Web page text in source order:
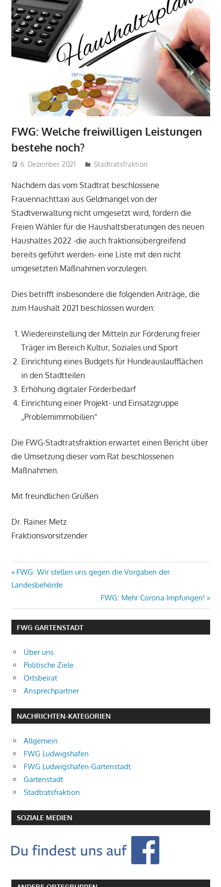
FWG: Welche freiwilligen Leistungen
bestehe noch?
6. Dezember 2021 admin
Stadtratsfraktion
Nachdem das vom Stadtrat beschlossene
Frauennachttaxi aus Geldmangel von der
Stadtverwaltung nicht umgesetzt wird, fordern die
Freien Wähler für die Haushaltsberatungen des neuen
Haushaltes 2022 -die auch fraktionsübergreifend
bereits geführt werden- eine Liste mit den nicht
umgesetzten Maßnahmen vorzulegen.
Dies betrifft insbesondere die folgenden Anträge, die
zum Haushalt 2021 beschlossen wurden:
Wiedereinstellung der Mitteln zur Förderung freier
Träger im Bereich Kultur, Soziales und Sport
Einrichtung eines Budgets für Hundeauslaufflächen
in den Stadtteilen
Erhöhung digitaler Förderbedarf
Einrichtung einer Projekt- und Einsatzgruppe
„Problemimmobilien“
Die FWG-Stadtratsfraktion erwartet einen Bericht über
die Umsetzung dieser vom Rat beschlossenen
Maßnahmen.
Mit freundlichen Grüßen
Dr. Rainer Metz
Fraktionsvorsitzender
Beitragsnavigation
Vorheriger
Beitrag:
FWG: Wir stellen uns gegen die Vorgaben der
Landesbehörde
Nächster
Beitrag:
FWG: Mehr Corona Impfungen!
FWG GARTENSTADT
Über uns
Politische Ziele
Ortsbeirat
Ansprechpartner
NACHRICHTEN-KATEGORIEN
Allgemein
FWG Ludwigshafen
FWG Ludwigshafen-Gartenstadt
Gartenstadt
Stadtratsfraktion
SOZIALE MEDIEN